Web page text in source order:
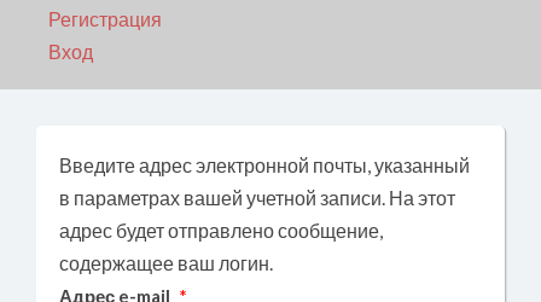
Регистрация
Вход
Введите адрес электронной почты, указанный
в параметрах вашей учетной записи. На этот
адрес будет отправлено сообщение,
содержащее ваш логин.
Адрес e-mail *